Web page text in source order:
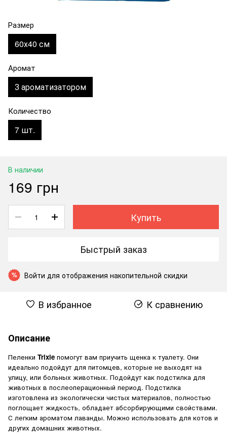
Размер
60х40 см
Аромат
З ароматизатором
Количество
7 шт.
В наличии
169 грн
Купить
Быстрый заказ
% Войти для отображения накопительной скидки
В избранное К сравнению
Описание
Пеленки Trixie помогут вам приучить щенка к туалету. Они
идеально подойдут для питомцев, которые не выходят на
улицу, или больных животных. Подойдут как подстилка для
животных в послеоперационный период. Подстилка
изготовлена из экологически чистых материалов, полностью
поглощает жидкость, обладает абсорбирующими свойствами.
С легким ароматом лаванды. Можно использовать для котов и
других домашних животных.